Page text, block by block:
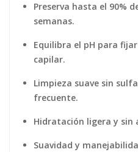
Preserva hasta el 90%
semanas.
Equilibra el pH para
capilar.
Limpieza suave sin
frecuente.
Hidratación ligera y sin
Suavidad y